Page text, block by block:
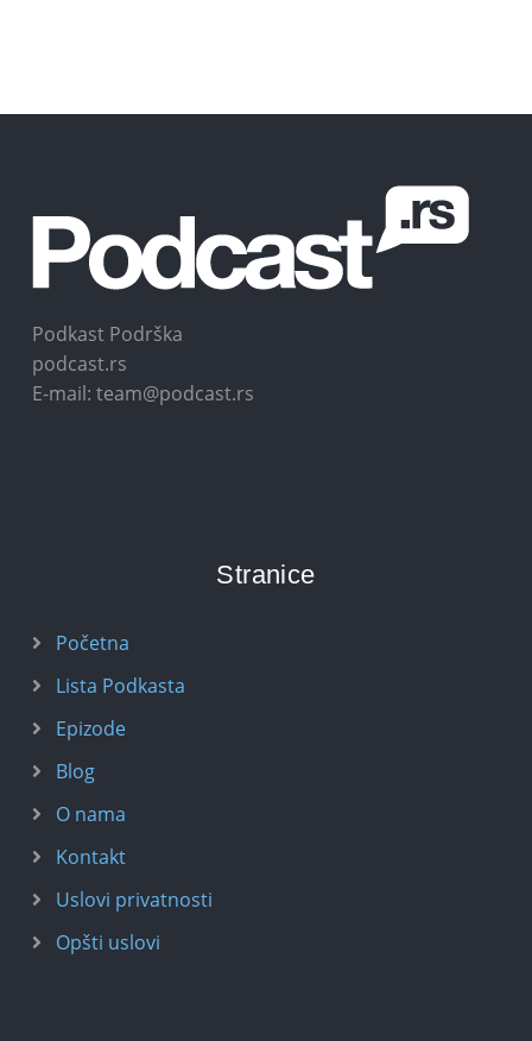
Podkast Podrška
podcast.rs
E-mail: team@podcast.rs
Stranice
Početna
Lista Podkasta
Epizode
Blog
O nama
Kontakt
Uslovi privatnosti
Opšti uslovi